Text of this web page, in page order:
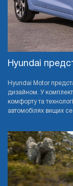
Hyundai
Hyundai Motor
дизайном. У
комфорту та
автомобілях вищих